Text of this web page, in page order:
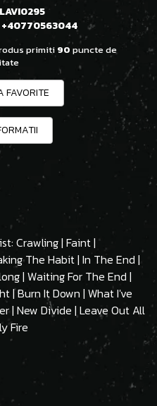
LAVI0295
+40770563044
primiti 90 puncte de
Crawling | Faint |
The Habit | In The End |
| Waiting For The End |
| Burn It Down | What I've
| New Divide | Leave Out All
Fire